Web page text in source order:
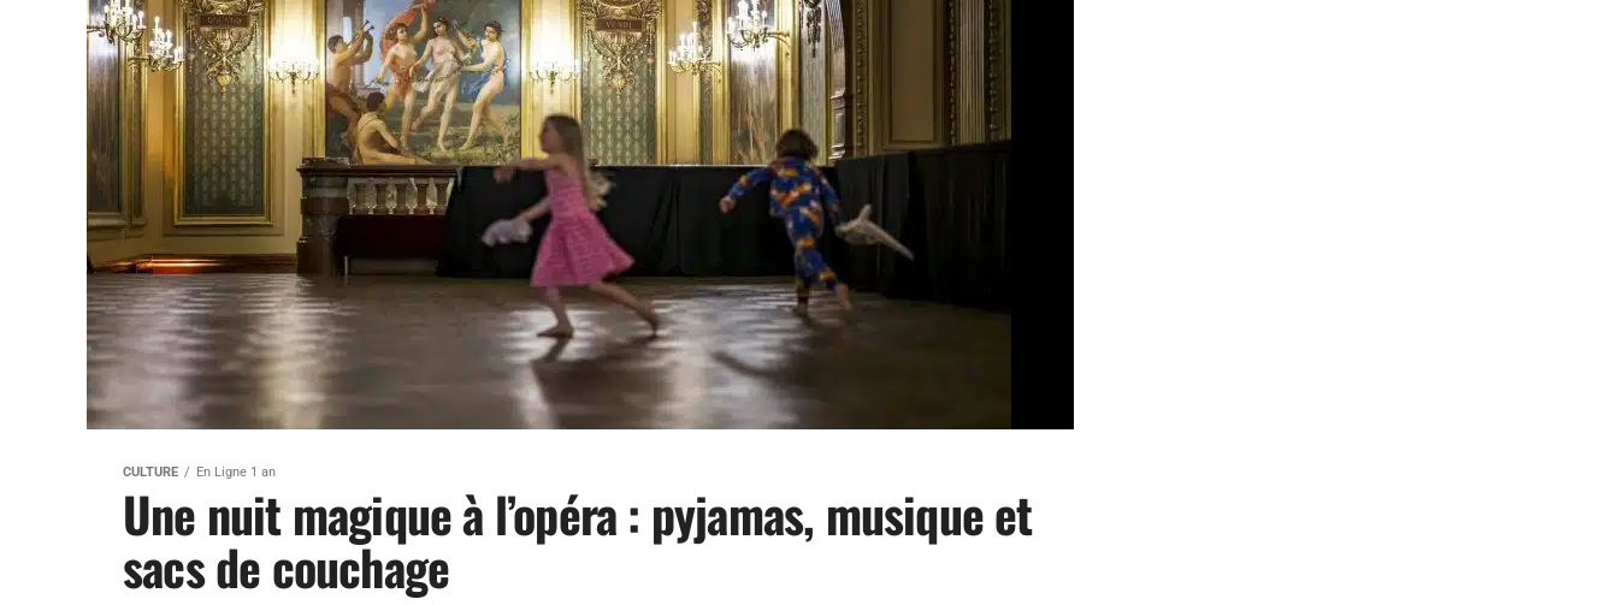
CULTURE En Ligne 1 an
Une nuit magique à l’opéra : pyjamas, musique et
sacs de couchage